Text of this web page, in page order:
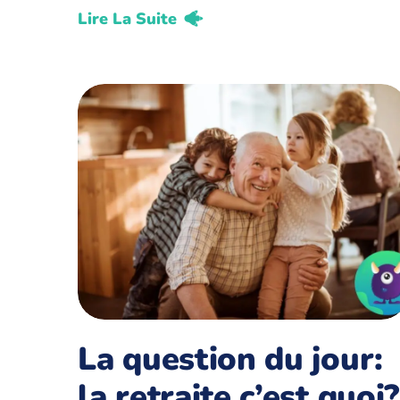
Lire La Suite
La question du jour: